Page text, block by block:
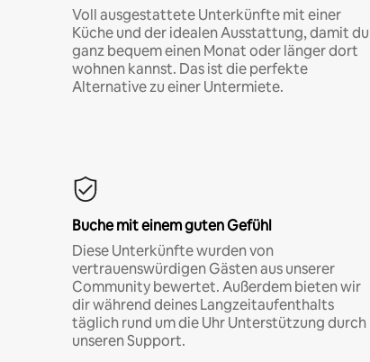
Voll ausgestattete Unterkünfte mit einer
Küche und der idealen Ausstattung, damit du
ganz bequem einen Monat oder länger dort
wohnen kannst. Das ist die perfekte
Alternative zu einer Untermiete.
Buche mit einem guten Gefühl
Diese Unterkünfte wurden von
vertrauenswürdigen Gästen aus unserer
Community bewertet. Außerdem bieten wir
dir während deines Langzeitaufenthalts
täglich rund um die Uhr Unterstützung durch
unseren Support.